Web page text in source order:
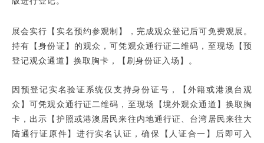
展会实行 【实名预约参观制】，完成观众登记后可免费观展。
持有【身份证】的观众，可凭观众通行证二维码，至现场【预
登记观众通道】换取胸卡，【刷身份证入场】 。
因预登记实名验证系统仅 支持身份证号，
【外籍或港澳台观
众】可凭观众通行证二维码，至现场【境外观众通道】换取胸
卡，出示【护照或港澳居民来往内地通行证、台湾居民来往大
陆通行证原件】进行实名认证，确保【人证合一】后即可入